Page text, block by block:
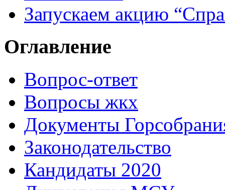
Запускаем акцию
Оглавление
Вопрос-ответ
Вопросы жкх
Документы
Законодательство
Кандидаты 2020